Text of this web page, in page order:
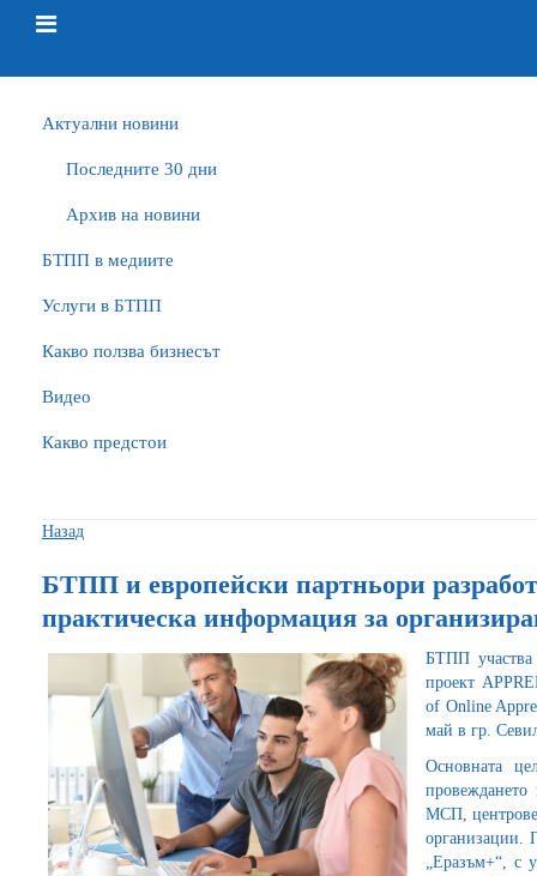
Актуални новини
Последните 30 дни
Архив на новини
БTПП в медиите
Услуги в БТПП
Какво ползва бизнесът
Видео
Какво предстои
Назад
БТПП и европейски партньори
практическа информация за
БТПП участва
проект
of Οnline
май в гр.
Основната
МСП, центрове
организации.
„Еразъм+“, с